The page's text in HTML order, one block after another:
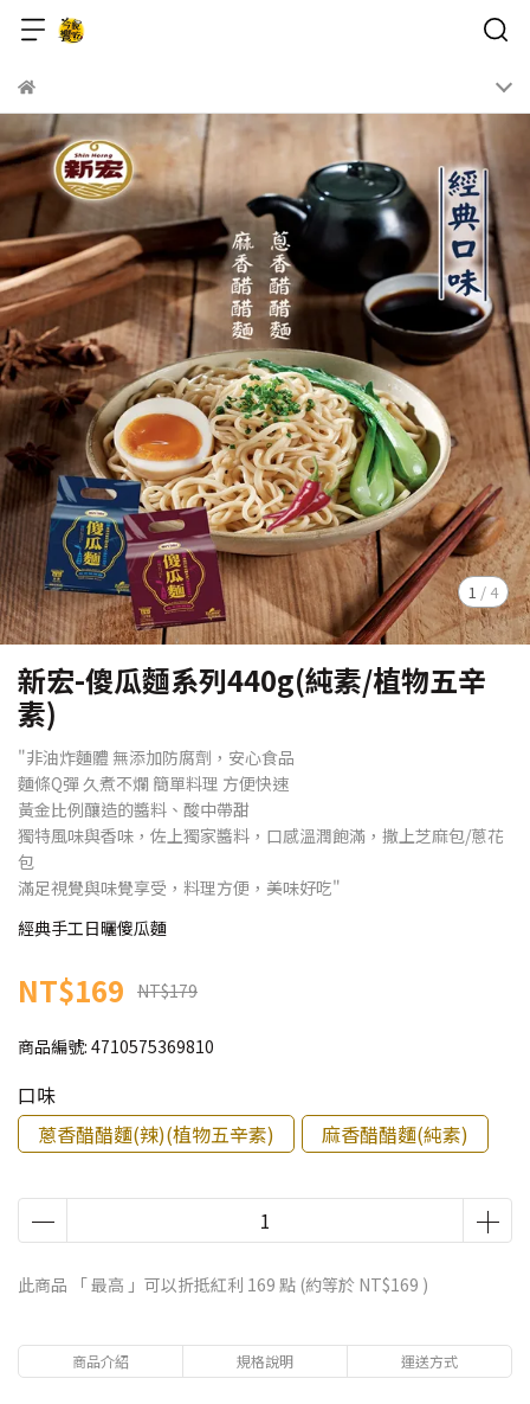
1 / 4
新宏-傻瓜麵系列440g(純素/植物五辛
素)
"非油炸麵體 無添加防腐劑，安心食品
麵條Q彈 久煮不爛 簡單料理 方便快速
黃金比例釀造的醬料、酸中帶甜
獨特風味與香味，佐上獨家醬料，口感溫潤飽滿，撒上芝麻包/蔥花
包
滿足視覺與味覺享受，料理方便，美味好吃"
經典手工日曬傻瓜麵
NT$169 NT$179
商品編號: 4710575369810
口味
蔥香醋醋麵(辣)(植物五辛素)
麻香醋醋麵(純素)
此商品 「 最高 」可以折抵紅利 169 點 (約等於 NT$169 )
商品介紹 規格說明 運送方式